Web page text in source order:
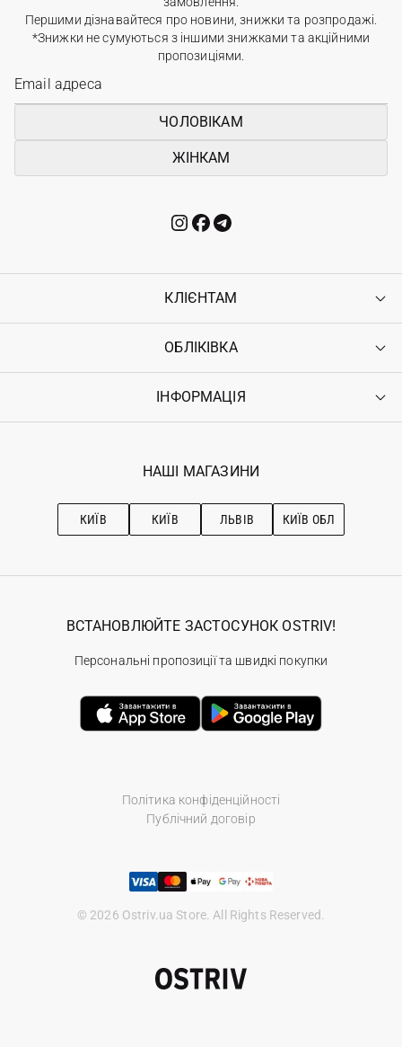
Першими дізнавайтеся про новини, знижки та розпродажі.
*Знижки не сумуються з іншими знижками та акційними
пропозиціями.
ЧОЛОВІКАМ
ЖІНКАМ
КЛІЄНТАМ
Контакти
Повернення
Гарантія
ОБЛІКІВКА
Увійти
Ostriv Club+
ІНФОРМАЦІЯ
Наші магазини
Рекомендації з догляду
НАШІ МАГАЗИНИ
КИЇВ КИЇВ ЛЬВІВ КИЇВ ОБЛ
Політика конфіденційності
Публічний договір
© 2026 Ostriv.ua Store. All Rights Reserved.
ВСТАНОВЛЮЙТЕ ЗАСТОСУНОК OSTRIV!
Персональні пропозиції та швидкі покупки